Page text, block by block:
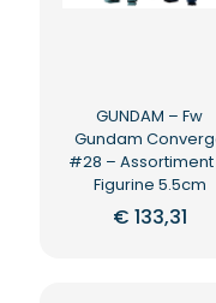
GUNDAM – Fw
Gundam
#28 – Assortiment
Figurine 5.5cm
€ 133,31